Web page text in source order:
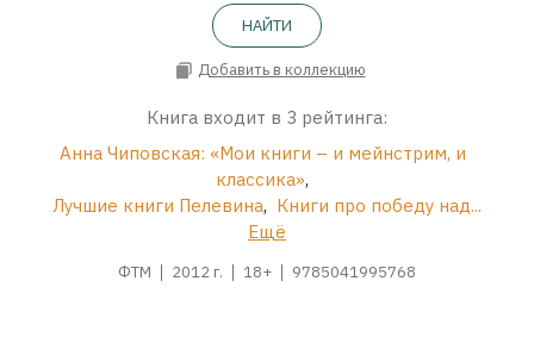
НАЙТИ
Добавить в коллекцию
Книга входит в 3 рейтинга:
Анна Чиповская: «Мои книги – и мейнстрим, и
классика»,
Лучшие книги Пелевина, Книги про победу над...
Ещё
ФТМ 2012 г. 18+ 9785041995768